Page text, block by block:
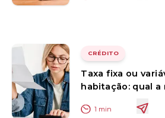
CRÉDITO
Taxa fixa ou
habitação: qual a
1 min